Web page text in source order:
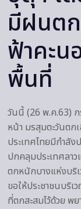
มีฝนต
ฟ้าคะน
พื้นที่
วันนี้ (26 พ.ค.63)
หน้า มรสุมตะวันตก
ประเทศไทยมีกำลั
ปกคลุมประเทศลา
ตกหนักบางแห่งบริ
ขอให้ประชาชนบริ
ที่ตกสะสมไว้ด้วย พ